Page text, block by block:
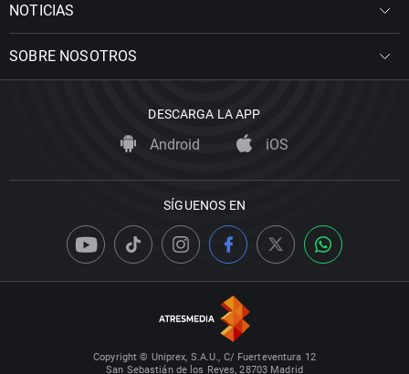
NOTICIAS
SOBRE NOSOTROS
DESCARGA LA APP
Android iOS
SÍGUENOS EN
Copyright © Uniprex, S.A.U., C/ Fuerteventura 12
San Sebastián de los Reyes, 28703 Madrid